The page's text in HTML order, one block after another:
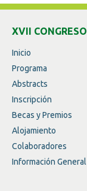
XVII
Inicio
Programa
Abstracts
Inscripción
Becas y Premios
Alojamiento
Colaboradores
Información General